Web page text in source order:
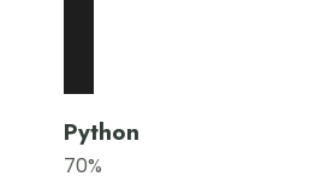
Python
70%